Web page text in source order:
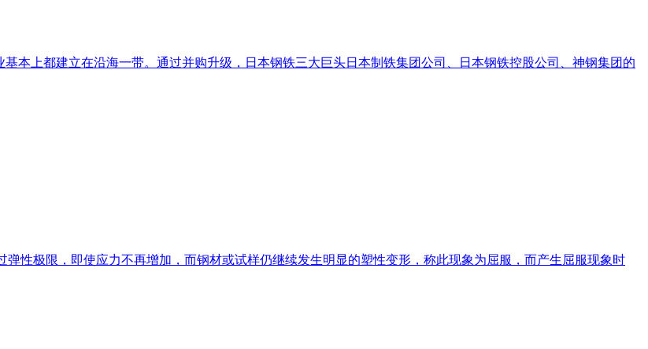
本上都建立在沿海一带。通过并购升级，日本钢铁三大巨头日本制铁集团公司、日本钢铁控股公司、神钢集团的
性极限，即使应力不再增加，而钢材或试样仍继续发生明显的塑性变形，称此现象为屈服，而产生屈服现象时